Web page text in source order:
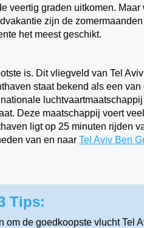
veertig graden uitkomen. Maar
zijn de
het meest geschikt.
is. Dit vliegveld van Tel
staat bekend als een
Deze maatschappij voert
ligt op 25 minuten rijden
van en naarTel Aviv Ben
Tips:
de goedkoopste vlucht Tel